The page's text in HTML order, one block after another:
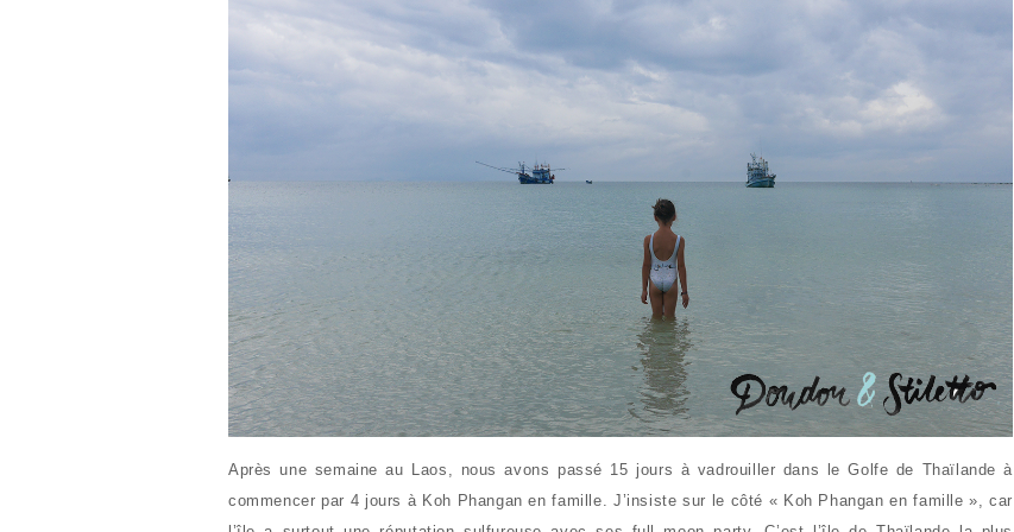
Après une semaine au Laos, nous avons passé 15 jours à vadrouiller dans le Golfe de Thaïlande à
commencer par 4 jours à Koh Phangan en famille. J’insiste sur le côté « Koh Phangan en famille », car